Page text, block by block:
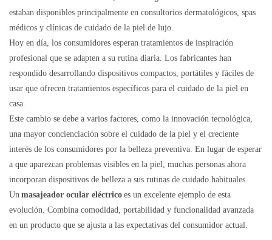
estaban disponibles principalmente en consultorios dermatológicos, spas
médicos y clínicas de cuidado de la piel de lujo.
Hoy en día, los consumidores esperan tratamientos de inspiración
profesional que se adapten a su rutina diaria. Los fabricantes han
respondido desarrollando dispositivos compactos, portátiles y fáciles de
usar que ofrecen tratamientos específicos para el cuidado de la piel en
casa.
Este cambio se debe a varios factores, como la innovación tecnológica,
una mayor concienciación sobre el cuidado de la piel y el creciente
interés de los consumidores por la belleza preventiva. En lugar de esperar
a que aparezcan problemas visibles en la piel, muchas personas ahora
incorporan dispositivos de belleza a sus rutinas de cuidado habituales.
Un masajeador ocular eléctrico es un excelente ejemplo de esta
evolución. Combina comodidad, portabilidad y funcionalidad avanzada
en un producto que se ajusta a las expectativas del consumidor actual.